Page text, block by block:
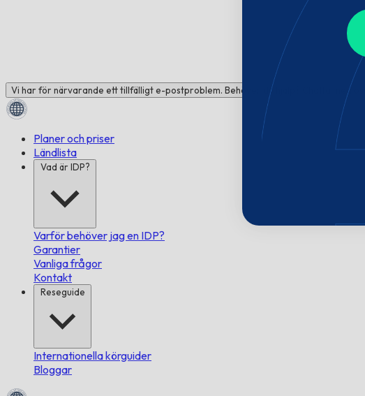
Vi har för närvarande ett tillfälligt e-postproblem. Behöver du hjälp? Chatta med oss!
Planer och priser
Ländlista
Vad är IDP?
Varför behöver jag en IDP?
Garantier
Vanliga frågor
Kontakt
Reseguide
Internationella körguider
Bloggar